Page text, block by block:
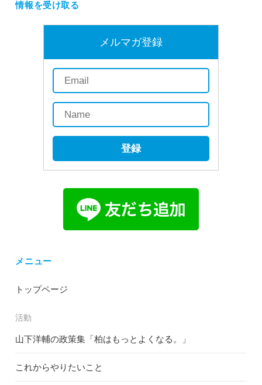
情報を受け取る
メルマガ登録
登録
メニュー
トップページ
活動
山下洋輔の政策集「柏はもっとよくなる。」
これからやりたいこと